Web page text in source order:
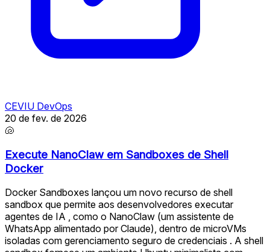
CEVIU DevOps
20 de fev. de 2026
🐚
Execute NanoClaw em Sandboxes de Shell
Docker
Docker Sandboxes lançou um novo recurso de shell
sandbox que permite aos desenvolvedores executar
agentes de IA , como o NanoClaw (um assistente de
WhatsApp alimentado por Claude), dentro de microVMs
isoladas com gerenciamento seguro de credenciais . A shell